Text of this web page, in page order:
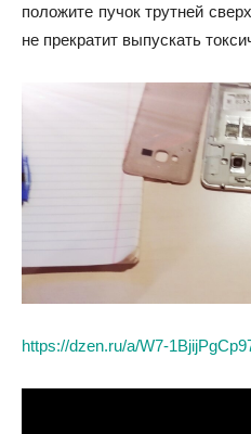
положите пучок трутней
не прекратит выпускать
https://dzen.ru/a/W7-